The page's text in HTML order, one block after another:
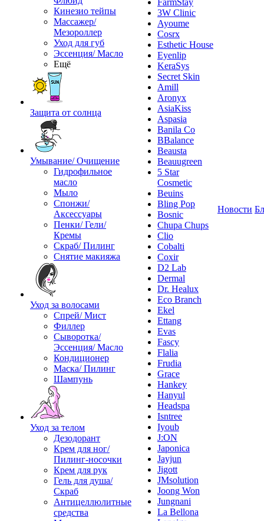
Кинезио тейпы
Массажер/
Мезороллер
Уход для губ
Эссенция/ Масло
Ещё
Защита от солнца
Умывание/ Очищение
Гидрофильное
масло
Мыло
Спонжи/
Аксессуары
Пенки/ Гели/
Кремы
Скраб/ Пилинг
Снятие макияжа
Уход за волосами
Спрей/ Мист
Филлер
Сыворотка/
Эссенция/ Масло
Кондиционер
Маска/ Пилинг
Шампунь
Уход за телом
Дезодорант
Крем для ног/
Пилинг-носочки
Крем для рук
Гель для душа/
Скраб
Антицеллюлитные
средства
FarmStay
3W Clinic
Ayoume
Cosrx
Esthetic House
Eyenlip
KeraSys
Secret Skin
Amill
Aronyx
AsiaKiss
Aspasia
Banila Co
BBalance
Beausta
Beauugreen
5 Star
Cosmetic
Beuins
Bling Pop
Bosnic
Chupa Chups
Clio
Cobalti
Coxir
D2 Lab
Dermal
Dr. Healux
Eco Branch
Ekel
Ettang
Evas
Fascy
Flalia
Frudia
Grace
Hankey
Hanyul
Headspa
Isntree
Iyoub
J:ON
Japonica
Jayjun
Jigott
JMsolution
Joong Won
Jungnani
La Bellona
Новости